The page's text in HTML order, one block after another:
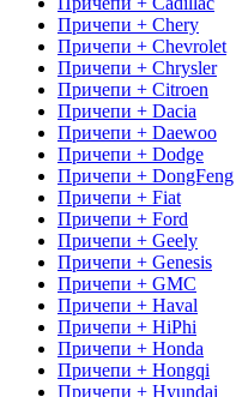
Причепи + Chery
Причепи + Chevrolet
Причепи + Chrysler
Причепи + Citroen
Причепи + Dacia
Причепи + Daewoo
Причепи + Dodge
Причепи + DongFeng
Причепи + Fiat
Причепи + Ford
Причепи + Geely
Причепи + Genesis
Причепи + GMC
Причепи + Haval
Причепи + HiPhi
Причепи + Honda
Причепи + Hongqi
Причепи + Hyundai